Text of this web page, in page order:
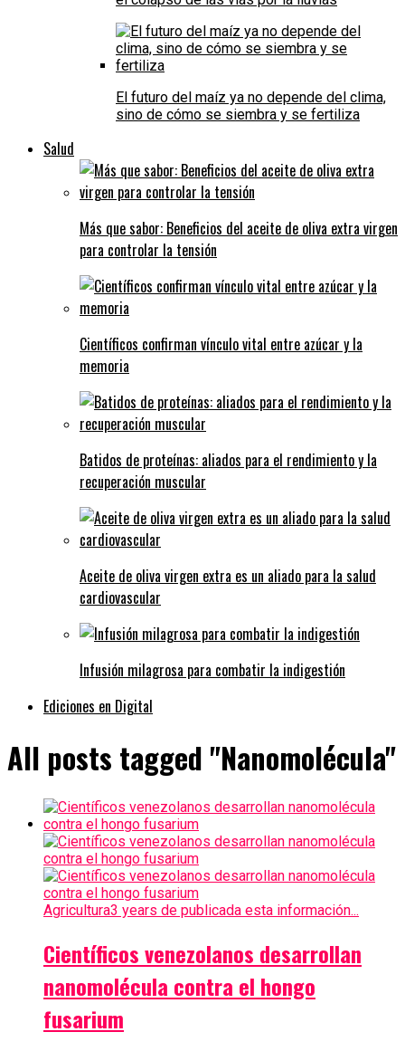
El futuro del maíz ya no depende del clima,
sino de cómo se siembra y se fertiliza
Salud
Más que sabor: Beneficios del aceite de oliva extra virgen
para controlar la tensión
Científicos confirman vínculo vital entre azúcar y la
memoria
Batidos de proteínas: aliados para el rendimiento y la
recuperación muscular
Aceite de oliva virgen extra es un aliado para la salud
cardiovascular
Infusión milagrosa para combatir la indigestión
Ediciones en Digital
All posts tagged "Nanomolécula"
Agricultura3 years de publicada esta información...
Científicos venezolanos desarrollan
nanomolécula contra el hongo
fusarium